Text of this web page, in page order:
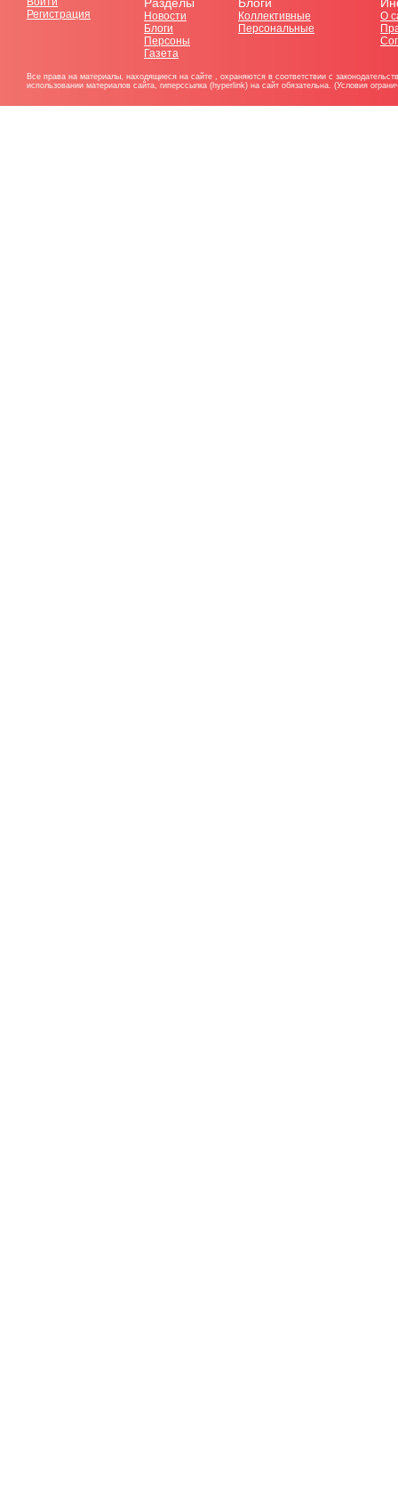
Регистрация
Новости
Блоги
Персоны
Газета
Коллективные
Персональные
О
Все права на материалы, находящиеся на сайте , охраняются в соответствии с
использовании материалов сайта, гиперссылка (hyperlink) на сайт обязательна. (Условия